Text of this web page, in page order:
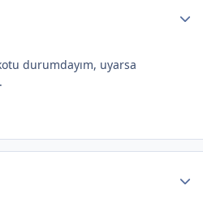
durumdayım, uyarsa